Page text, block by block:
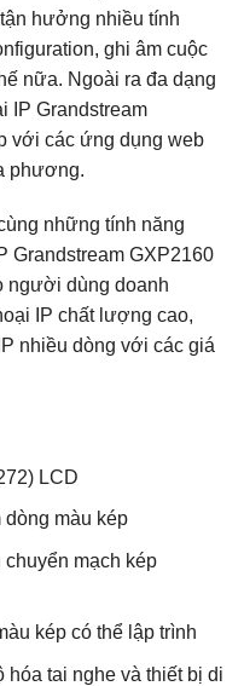
hưởng nhiều tính
ghi âm cuộc
nữa. Ngoài ra đa dạng
IP Grandstream
với các ứng dụng web
phương.
những tính năng
Grandstream GXP2160
người dùng doanh
IP chất lượng cao,
nhiều dòng với các giá
LCD
dòng màu kép
mạch kép
kép có thể lập trình
hóa tai nghe và thiết bị di